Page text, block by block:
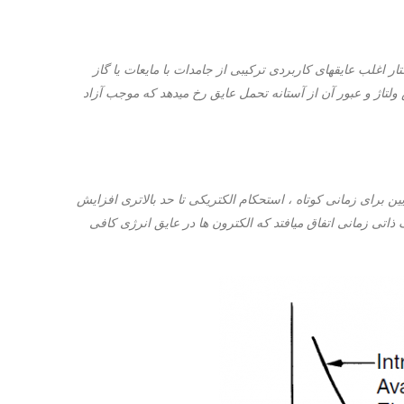
عایقهای کاربردی ترکیبی از جامدات با مایعات یا گاز
و عبور آن از آستانه تحمل عایق رخ میدهد که موجب آزاد
زمانی کوتاه ، استحکام الکتریکی تا حد بالاتری افزایش
زمانی اتفاق میافتد که الکترون ها در عایق انرژی کافی